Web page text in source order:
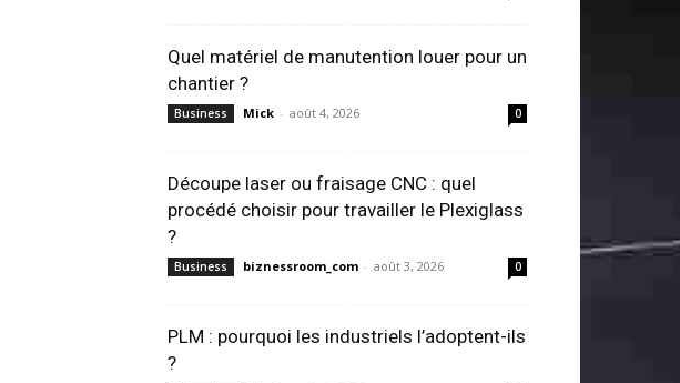
Quel matériel de manutention louer pour un
chantier ?
Business Mick - août 4, 2026 0
Découpe laser ou fraisage CNC : quel
procédé choisir pour travailler le Plexiglass
?
Business biznessroom_com - août 3, 2026 0
PLM : pourquoi les industriels l’adoptent-ils
?